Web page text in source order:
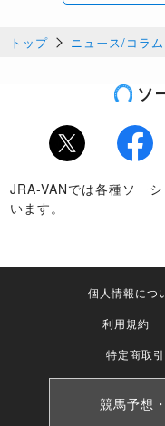
トップ ニュース/コラム
ソ
Twitter
JRA-VANでは各種ソー
います。
個人情報につ
利用規約
特定商取
競馬予想